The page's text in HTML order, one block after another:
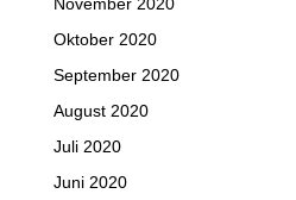
Oktober 2020
September 2020
August 2020
Juli 2020
Juni 2020